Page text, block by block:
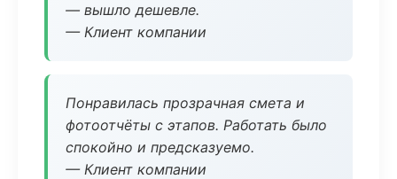
— вышло дешевле.
— Клиент компании
Понравилась прозрачная смета и
фотоотчёты с этапов. Работать было
спокойно и предсказуемо.
— Клиент компании